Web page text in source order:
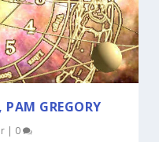
GREGORY
| 0